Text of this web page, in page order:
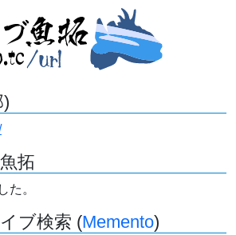
拓
た。
ブ検索 (Memento)